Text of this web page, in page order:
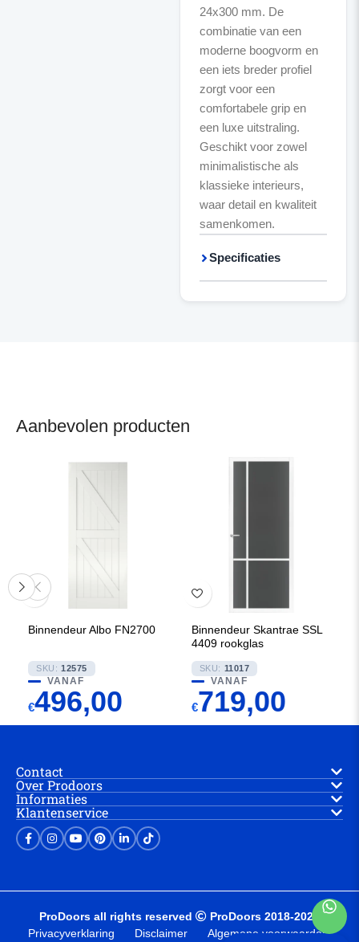
24x300 mm. De
combinatie van een
moderne boogvorm en
een iets breder profiel
zorgt voor een
comfortabele grip en
een luxe uitstraling.
Geschikt voor zowel
minimalistische als
klassieke interieurs,
waar detail en kwaliteit
samenkomen.
Specificaties
Aanbevolen producten
Binnendeur Albo FN2700
SKU: 12575
VANAF
€496,00
Binnendeur Skantrae SSL
4409 rookglas
SKU: 11017
VANAF
€719,00
Contact
Over Prodoors
Informaties
Klantenservice
ProDoors all rights reserved
ProDoors 2018-2025
Privacyverklaring
Disclaimer Algemene voorwaarden